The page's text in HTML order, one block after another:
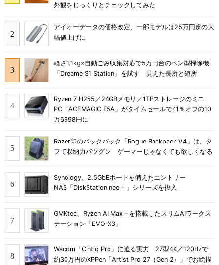
外観をじっくりとチェックしてみた
アイオーデータの価格改定、一部モデルは25万円超の大
幅値上げに
軽さ1.1kg×自動ごみ収集対応で5万円台のペン型掃除機
「Dreame S1 Station」を試す 見えた長所と短所
Ryzen 7 H255／24GBメモリ／1TBストレージのミニ
PC「ACEMAGIC F5A」がタイムセールで41％オフの10
万6998円に
Razer印のバックパック「Rogue Backpack V4」は、タ
フで収納力バツグン ゲーマーじゃなくても欲しくなる
Synology、2.5GbEポートを備えたエントリー
NAS「DiskStation neo＋」シリーズを投入
GMKtec、Ryzen AI Max＋を搭載したスリムAIワークス
テーション「EVO-X3」
Wacom「Cintiq Pro」に迫る実力 27型4K／120Hzで
約30万円のXPPen「Artist Pro 27（Gen 2）」でお絵描